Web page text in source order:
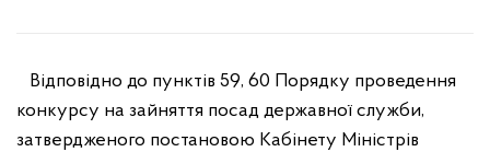
Відповідно до пунктів 59, 60 Порядку проведення
конкурсу на зайняття посад державної служби,
затвердженого постановою Кабінету Міністрів